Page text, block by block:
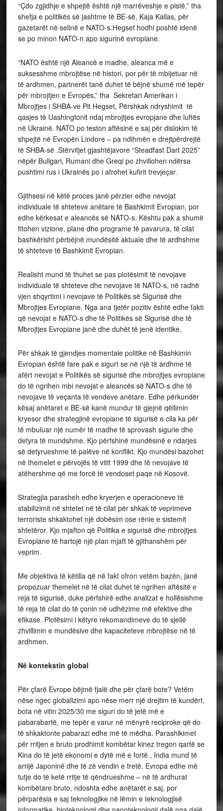
“Çdo zgjidhje e shpejtë është një marrëveshje e pistë,” tha
shefja e politikës së jashtme të BE-së, Kaja Kallas, për
gazetarët në selinë e NATO-s.Hegset hodhi poshtë idenë
se po minon NATO-n apo sigurinë evropiane.
“NATO është një Aleancë e madhe, aleanca më e
suksesshme mbrojtëse në histori, por për të mbijetuar në
të ardhmen, partnerët tanë duhet të bëjnë shumë më tepër
për mbrojtjen e Evropës,” tha Sekretari Amerikan i
Mbrojtjes i SHBA-ve Pit Hegset, Përshkak ndryshimit të
qasjes të Uashingtonit ndaj mbrojtjes evropjane dhe luftës
në Ukrainë. NATO po teston aftësinë e saj për dislokim të
shpejtë në Evropën Lindore – pa ndihmën e drejtpërdrejtë
të SHBA-së .Stërvitjet gjashtëjavore “Steadfast Dart 2025”
nëpër Bullgari, Rumani dhe Greqi po zhvillohen ndërsa
pushtimi rus i Ukrainës po i afrohet kufirit trevjeçar.
Gjithsesi në këtë proces janë përzier edhe nevojat
individuale të shteteve anëtare të Bashkimit Evropian, por
edhe kërkesat e aleancës së NATO-s. Kështu pak a shumë
fitohen vizione, plane dhe programe të pavarura, të cilat
bashkërisht përbëjnë mundësitë aktuale dhe të ardhshme
të shteteve të Bashkimit Evropian.
Realisht mund të thuhet se pas plotësimit të nevojave
individuale të shteteve dhe nevojave të NATO-s, në radhë
vjen shqyrtimi i nevojave të Politikës së Sigurisë dhe
Mbrojtjes Evropiane. Nga ana tjetër pozitiv është edhe fakti
që nevojat e NATO-s dhe të Politikës së Sigurisë dhe të
Mbrojtjes Evropiane janë dhe duhët të jenë identike.
Për shkak të gjendjes momentale politike në Bashkimin
Evropian është fare pak e sigurt se në një të ardhme të
afërt nevojat e Politikës së sigurisë dhe mbrojtjes evropiane
do të ngrihen mbi nevojat e aleancës së NATO-s dhe të
nevojave të veçanta të vendeve anëtare. Edhe përkundër
kësaj anëtaret e BE-së kanë mundur të gjejnë qëllimin
kryesor dhe strategjinë evropiane të sigurisë e cila ka për
të mbuluar një numër të madhe të sprovash sigurie dhe
detyra të mundshme. Kjo përfshinë mundësinë e ndarjes
së detyrueshme të palëve në konflikt. Kjo mundësi bazohet
në themelet e përvojës të vitit 1999 dhe të nevojave të
atëhershme që me forcë të vendoset paqe në Kosovë.
Strategjia parasheh edhe kryerjen e operacioneve të
stabilizimit në shtetet në të cilat për shkak të veprimeve
terroriste shkaktohet një dobësim ose rënie e sistemit
shtetëror. Kjo mjafton që Politika e sigurisë dhe mbrojtjes
Evropiane të hartojë një plan mjaft të gjithanshëm për
veprim.
Me objektiva të këtilla që në fakt ofron vetëm bazën, janë
propozuar themelet në të cilat duhet të ngrihen aftësitë e
reja të sigurisë, duke përfshirë edhe analizat e hollësishme
të reja të cilat do të çonin në udhëzime më efektive dhe
efikase. Plotësimi i këtyre rekomandimeve do të sjellë
zhvillimin e mundësive dhe kapaciteteve mbrojtëse në të
ardhmen.
Në kontekstin global
Për çfarë Evrope bëjmë fjalë dhe për çfarë bote? Vetëm
nëse ngec globalizimi apo nëse merr një drejtim të kundërt,
bota në vitin 2025/30 me siguri do të jetë më e
pabarabartë, me tepër e varur në mënyrë reciproke që do
të shkaktonte pabarazi edhe më të mëdha. Parashikimet
për rritjen e bruto prodhimit kombëtar kinez tregon qartë se
Kina do të jetë ekonomi e dytë më e fortë , India mund të
arrijë Japoninë dhe të zë vendin e tretë. Evropa edhe më
tutje do të ketë rritje të qëndrueshme – në të ardhurat
kombëtare bruto, ndoshta edhe anëtarët e saj, por
përparësia e saj teknologjike në lëmin e teknologjisë